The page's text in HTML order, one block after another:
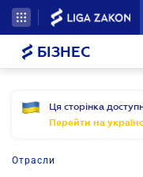
БІЗНЕС
Ця сторінка
Перейти на
Отрасли